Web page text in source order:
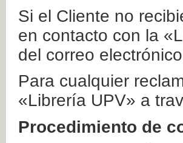
Si el Cliente no
en contacto con la
del correo electrónico
Para cualquier
«Librería UPV» a
Procedimiento de